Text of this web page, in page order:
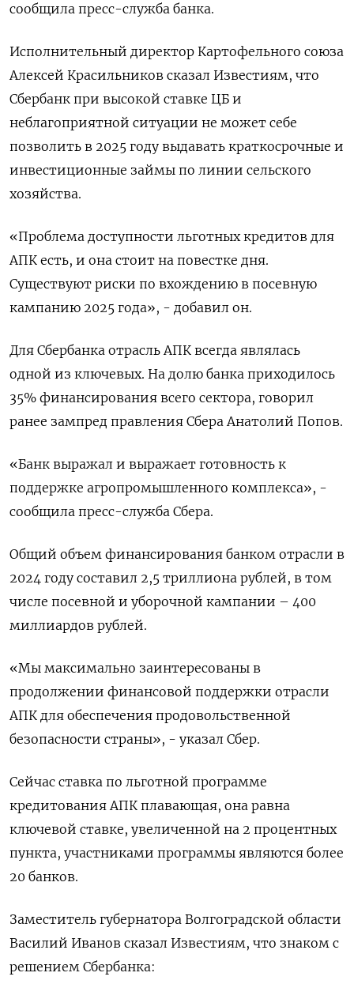
сообщила пресс-служба банка.
Исполнительный директор Картофельного союза
Алексей Красильников сказал Известиям, что
Сбербанк при высокой ставке ЦБ и
неблагоприятной ситуации не может себе
позволить в 2025 году выдавать краткосрочные и
инвестиционные займы по линии сельского
хозяйства.
«Проблема доступности льготных кредитов для
АПК есть, и она стоит на повестке дня.
Существуют риски по вхождению в посевную
кампанию 2025 года», - добавил он.
Для Сбербанка отрасль АПК всегда являлась
одной из ключевых. На долю банка приходилось
35% финансирования всего сектора, говорил
ранее зампред правления Сбера Анатолий Попов.
«Банк выражал и выражает готовность к
поддержке агропромышленного комплекса», -
сообщила пресс-служба Сбера.
Общий объем финансирования банком отрасли в
2024 году составил 2,5 триллиона рублей, в том
числе посевной и уборочной кампании – 400
миллиардов рублей.
«Мы максимально заинтересованы в
продолжении финансовой поддержки отрасли
АПК для обеспечения продовольственной
безопасности страны», - указал Сбер.
Сейчас ставка по льготной программе
кредитования АПК плавающая, она равна
ключевой ставке, увеличенной на 2 процентных
пункта, участниками программы являются более
20 банков.
Заместитель губернатора Волгоградской области
Василий Иванов сказал Известиям, что знаком с
решением Сбербанка: